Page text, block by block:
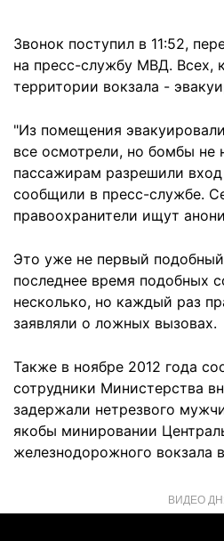
Звонок поступил в 11:52,
на пресс-службу МВД. Всех,
территории вокзала -
"Из помещения
все осмотрели, но бомбы не
пассажирам разрешили вход
сообщили в пресс-службе.
правоохранители ищут
Это уже не первый
последнее время подобных
несколько, но каждый раз
заявляли о ложных вызовах.
Также в ноябре 2012 года
сотрудники Министерства
задержали нетрезвого
якобы минировании
железнодорожного вокзала
ВИДЕО